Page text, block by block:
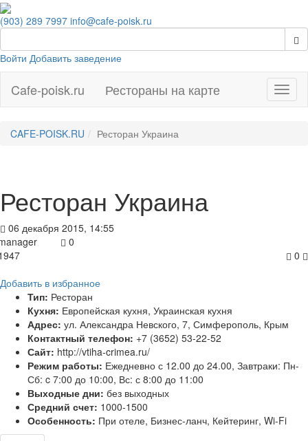
(903) 289 7997 info@cafe-poisk.ru
Войти Добавить заведение
Cafe-poisk.ru Рестораны на карте
CAFE-POISK.RU Ресторан Украина
Ресторан Украина
06 декабря 2015, 14:55
0
0
Добавить в избранное
Тип: Ресторан
Кухня: Европейская кухня, Украинская кухня
Адрес: ул. Александра Невского, 7, Симферополь, Крым
Контактный телефон: +7 (3652) 53-22-52
Сайт: http://vtiha-crimea.ru/
Режим работы: Ежедневно с 12.00 до 24.00, Завтраки: Пн-
Сб: c 7:00 до 10:00, Вс: с 8:00 до 11:00
Выходные дни: без выходных
Средний счет: 1000-1500
Особенность: При отеле, Бизнес-ланч, Кейтеринг, Wi-Fi